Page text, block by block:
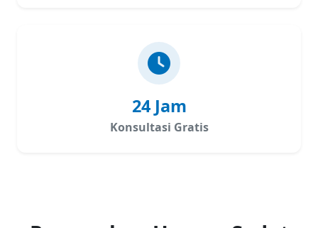
24 Jam
Konsultasi Gratis